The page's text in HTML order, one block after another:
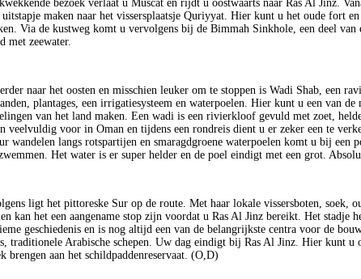
bezoek verlaat u Muscat en rijdt u oostwaarts naar Ras Al Jinz.
uitstapje maken naar het vissersplaatsje Quriyyat. Hier kunt u het oude fort en
Via de kustweg komt u vervolgens bij de Bimmah Sinkhole, een deel van
met zeewater.
naar het oosten en misschien leuker om te stoppen is Wadi Shab, een
plantages, een irrigatiesysteem en waterpoelen. Hier kunt u een van de
van het land maken. Een wadi is een rivierkloof gevuld met zoet,
veelvuldig voor in Oman en tijdens een rondreis dient u er zeker een te
wandelen langs rotspartijen en smaragdgroene waterpoelen komt u bij een
Het water is er super helder en de poel eindigt met een grot.
ligt het pittoreske Sur op de route. Met haar lokale vissersboten, soek,
kan het een aangename stop zijn voordat u Ras Al Jinz bereikt. Het stadje
geschiedenis en is nog altijd een van de belangrijkste centra voor de
traditionele Arabische schepen. Uw dag eindigt bij Ras Al Jinz. Hier kunt u
brengen aan het schildpaddenreservaat. (O,D)